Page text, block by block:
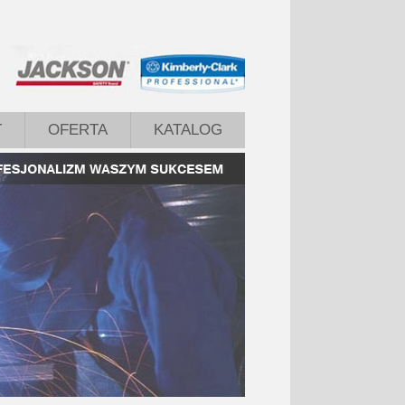
OFERTA KATALOG